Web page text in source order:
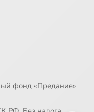
фонд «Предание»